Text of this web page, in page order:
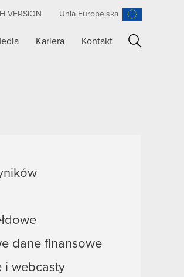
VERSION Unia Europejska
Kariera Kontakt
dane finansowe
i webcasty